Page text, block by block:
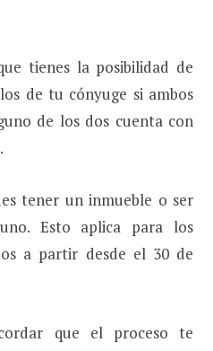
tienes la posibilidad de
de tu cónyuge si ambos
de los dos cuenta con
tener un inmueble o ser
Esto aplica para los
a partir desde el 30 de
que el proceso te